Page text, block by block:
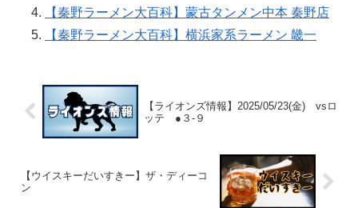
【秦野ラーメン大百科】蒙古タンメン中本 秦野店
【秦野ラーメン大百科】横浜家系ラーメン 畿一
【ライオンズ情報】2025/05/23(金) vsロ
ッテ ●３-９
【ウイスキーだいすきー】ザ・ディーコ
ン